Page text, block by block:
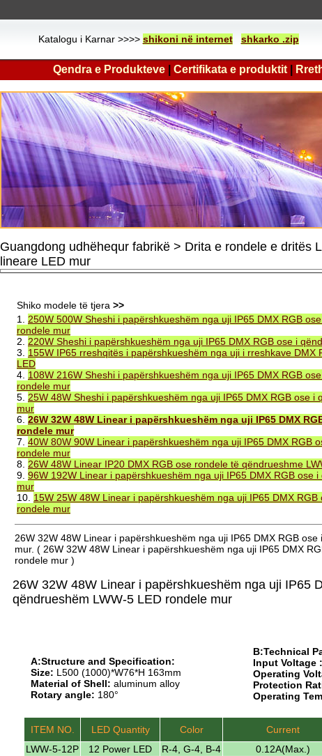
Katalogu i Karnar >>>> shikoni në internet shkarko .zip
Qendra e Produkteve Certifikata e produktit
Guangdong udhëhequr fabrikë > Drita e rondele e dritës
lineare LED mur
Shiko modele të tjera >>
1. 250W 500W Sheshi i papërshkueshëm nga uji IP65 DMX RGB
rondele mur
2. 220W Sheshi i papërshkueshëm nga uji IP65 DMX RGB ose i
3. 155W IP65 rreshqitës i papërshkueshëm nga uji i rreshkave DMX
LED
4. 108W 216W Sheshi i papërshkueshëm nga uji IP65 DMX RGB
rondele mur
5. 25W 48W Sheshi i papërshkueshëm nga uji IP65 DMX RGB ose i
mur
6. 26W 32W 48W Linear i papërshkueshëm nga uji IP65 DMX
rondele mur
7. 40W 80W 90W Linear i papërshkueshëm nga uji IP65 DMX RGB
rondele mur
8. 26W 48W Linear IP20 DMX RGB ose rondele të qëndrueshme
9. 96W 192W Linear i papërshkueshëm nga uji IP65 DMX RGB ose
mur
10. 15W 25W 48W Linear i papërshkueshëm nga uji IP65 DMX
rondele mur
26W 32W 48W Linear i papërshkueshëm nga uji IP65 DMX RGB
mur. ( 26W 32W 48W Linear i papërshkueshëm nga uji IP65 DMX
rondele mur )
26W 32W 48W Linear i papërshkueshëm nga uji IP65
qëndrueshëm LWW-5 LED rondele mur
A:Structure and Specification:
Size: L500 (1000)*W76*H 163mm
Material of Shell: aluminum alloy
Rotary angle: 180°
B:Technical
Input Voltage :
Operating
Protection
Operating
ITEM NO. LED Quantity Color Current
LWW-5-12P
12 Power LED R-4, G-4, B-4 0.12A(Max.)